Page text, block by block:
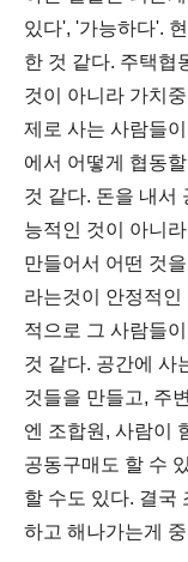
있다', '가능하다'.
한 것 같다. 주택협
것이 아니라 가치
제로 사는 사람들
에서 어떻게 협동
것 같다. 돈을 내서
능적인 것이 아니
만들어서 어떤 것
라는것이 안정적
적으로 그 사람들
것 같다. 공간에 사
것들을 만들고, 주
엔 조합원, 사람이
공동구매도 할 수
할 수도 있다. 결국
하고 해나가는게